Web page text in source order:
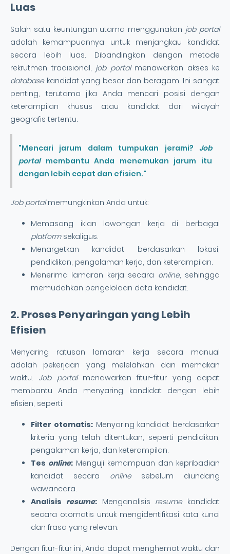
Luas
Salah satu keuntungan utama menggunakan job portal
adalah kemampuannya untuk menjangkau kandidat
secara lebih luas. Dibandingkan dengan metode
rekrutmen tradisional, job portalmenawarkan akses ke
databasekandidat yang besar dan beragam. Ini sangat
penting, terutama jika Anda mencari posisi dengan
keterampilan khusus atau kandidat dari wilayah
geografis tertentu.
"Mencari jarum dalam tumpukan jerami? Job
portalmembantu Anda menemukan jarum itu
dengan lebih cepat dan efisien."
Job portalmemungkinkan Anda untuk:
Memasang iklan lowongan kerja di berbagai
platformsekaligus.
Menargetkan kandidat berdasarkan lokasi,
pendidikan, pengalaman kerja, dan keterampilan.
Menerima lamaran kerja secara online, sehingga
memudahkan pengelolaan data kandidat.
2. Proses Penyaringan yang Lebih
Efisien
Menyaring ratusan lamaran kerja secara manual
adalah pekerjaan yang melelahkan dan memakan
waktu. Job portalmenawarkan fitur-fitur yang dapat
membantu Anda menyaring kandidat dengan lebih
efisien, seperti:
Filter otomatis:Menyaring kandidat berdasarkan
kriteria yang telah ditentukan, seperti pendidikan,
pengalaman kerja, dan keterampilan.
Tes online: Menguji kemampuan dan kepribadian
kandidat secara onlinesebelum diundang
wawancara.
Analisis resume:Menganalisis resumekandidat
secara otomatis untuk mengidentifikasi kata kunci
dan frasa yang relevan.
Dengan fitur-fitur ini, Anda dapat menghemat waktu dan